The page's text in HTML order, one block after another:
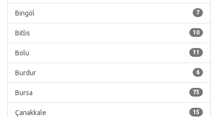
7
Bingöl
10
Bitlis
11
Bolu
6
Burdur
75
Bursa
15
Çanakkale